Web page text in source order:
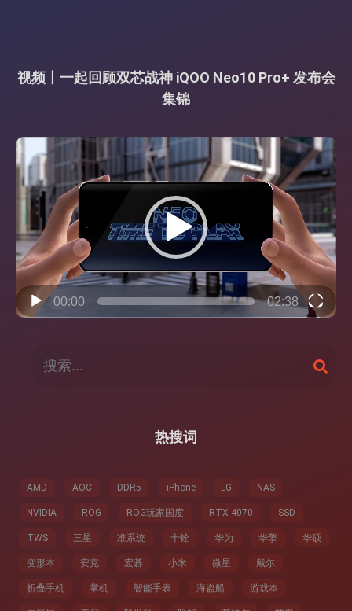
视频丨一起回顾双芯战神 iQOO Neo10 Pro+ 发布会
集锦
视
频
播
放
器
00:00 02:38
搜
索
热搜词
AMD AOC DDR5 iPhone LG NAS
NVIDIA ROG ROG玩家国度 RTX 4070 SSD
TWS 三星 准系统 十铨 华为 华擎 华硕
变形本 安克 宏碁 小米 微星 戴尔
折叠手机 掌机 智能手表 海盗船 游戏本